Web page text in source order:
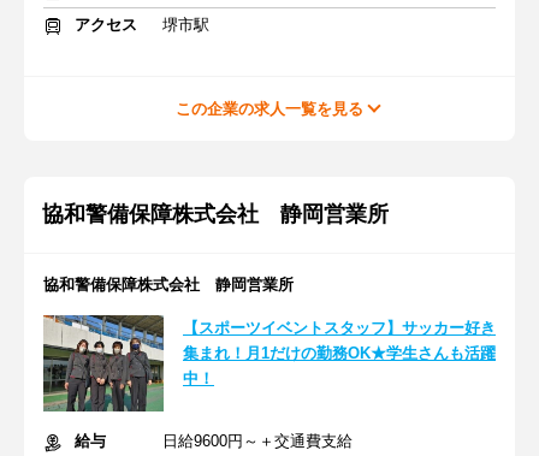
アクセス
堺市駅
この企業の求人一覧を見る
協和警備保障株式会社 静岡営業所
協和警備保障株式会社 静岡営業所
【スポーツイベントスタッフ】サッカー好き
集まれ！月1だけの勤務OK★学生さんも活躍
中！
給与
日給9600円～＋交通費支給